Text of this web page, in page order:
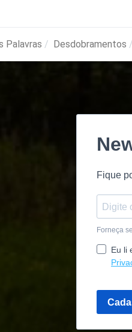
Palavras Desdobramentos